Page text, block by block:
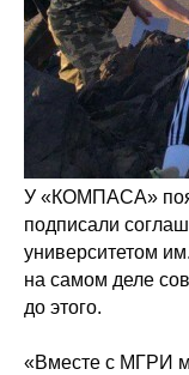
У «КОМПАСА»
подписали
университетом
на самом деле
до этого.
«Вместе с МГРИ